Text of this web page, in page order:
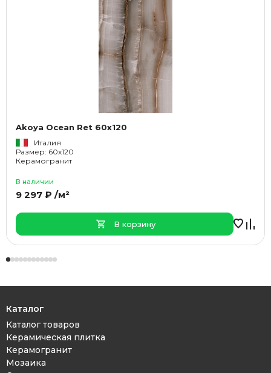
Akoya Ocean Ret 60x120
Италия
Размер: 60x120
Керамогранит
В наличии
9 297 ₽ /м²
В корзину
Каталог
Каталог товаров
Керамическая плитка
Керамогранит
Мозаика